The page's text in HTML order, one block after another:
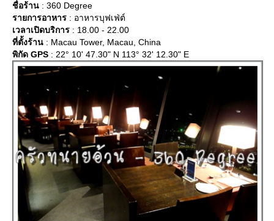
ชื่อร้าน : 360 Degree
รายการอาหาร : อาหารบุฟเฟ่ต์
เวลาเปิดบริการ : 18.00 - 22.00
ที่ตั้งร้าน : Macau Tower, Macau, China
พิกัด GPS : 22° 10' 47.30" N 113° 32' 12.30" E